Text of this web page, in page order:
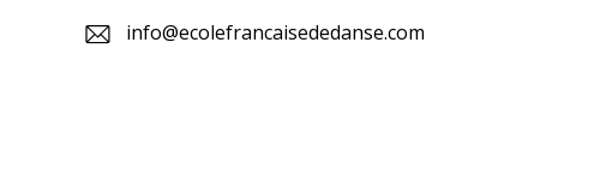
info@ecolefrancaisededanse.com